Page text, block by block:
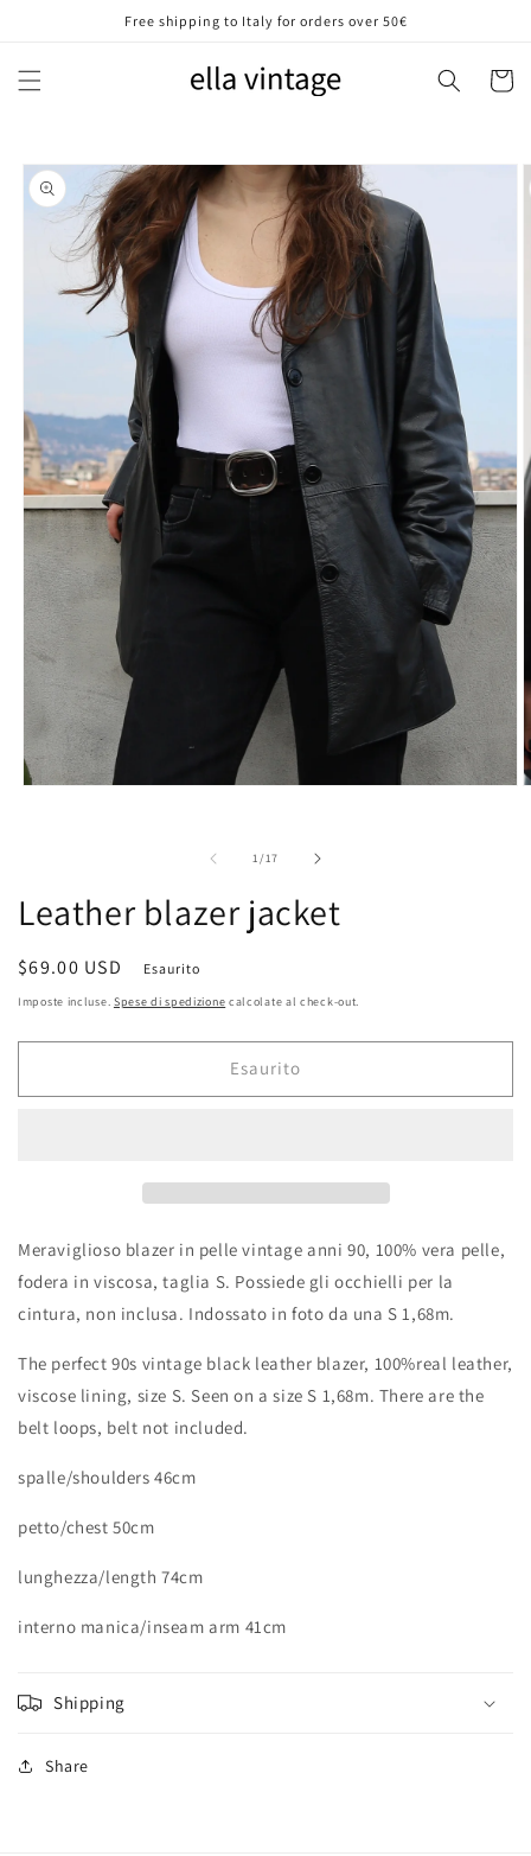
direttamenteFree shipping to Italy for orders over 50€
Carrello
Passa alle
informazioni
sul prodotto
modale
1/su
17
Leather blazer jacket
Prezzo
di
$69.00 USD Esaurito
Imposte incluse. Spese di spedizione calcolate al check-out.
Esaurito
Meraviglioso blazer in pelle vintage anni 90, 100% vera pelle,
fodera in viscosa, taglia S. Possiede gli occhielli per la
cintura, non inclusa. Indossato in foto da una S 1,68m.
The perfect 90s vintage black leather blazer, 100%real leather,
viscose lining, size S. Seen on a size S 1,68m. There are the
belt loops, belt not included.
spalle/shoulders 46cm
petto/chest 50cm
lunghezza/length 74cm
interno manica/inseam arm 41cm
Shipping
Share